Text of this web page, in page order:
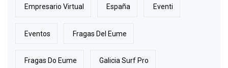
Empresario Virtual España Eventi
Eventos Fragas Del Eume
Fragas Do Eume Galicia Surf Pro